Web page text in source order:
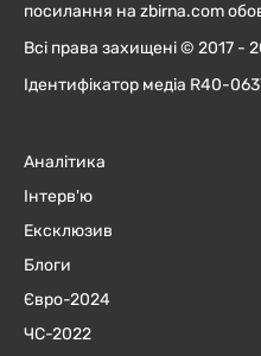
посилання на zbirna.com
Всі права захищені © 2017 -
Ідентифікатор медіа R40-
Аналітика
Інтерв'ю
Ексклюзив
Блоги
Євро-2024
ЧC-2022